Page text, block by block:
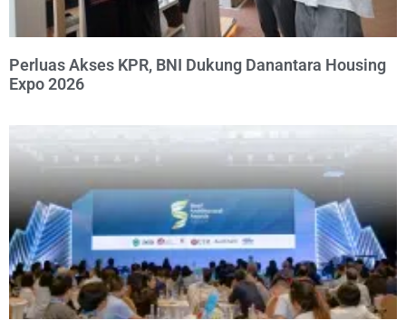
Perluas Akses KPR, BNI Dukung Danantara Housing
Expo 2026